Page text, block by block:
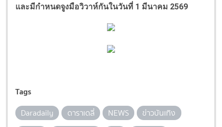
และมีกำหนดจูงมือวิวาห์กันในวันที่ 1 มีนาคม 2569
Tags
Daradaily ดาราเดลี่ NEWS
ข่าวบันเทิง